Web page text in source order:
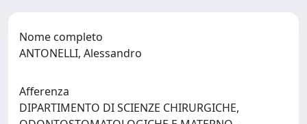
Nome completo
ANTONELLI, Alessandro
Afferenza
DIPARTIMENTO DI SCIENZE CHIRURGICHE,